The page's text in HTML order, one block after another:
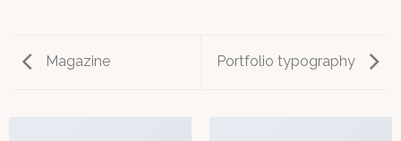
Magazine Portfolio typography